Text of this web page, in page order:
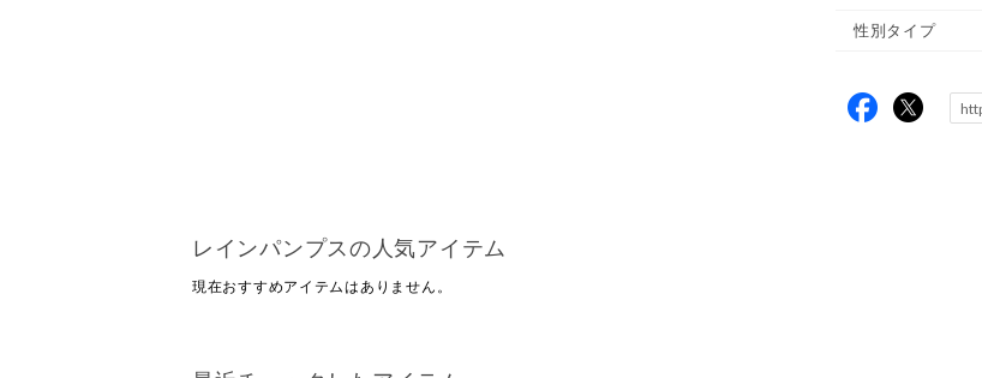
性別タイプ
レインパンプスの人気アイテム
現在おすすめアイテムはありません。